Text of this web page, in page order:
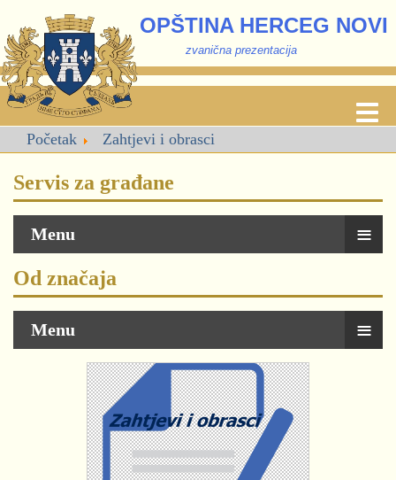
OPŠTINA HERCEG NOVI
zvanična prezentacija
Početak Zahtjevi i obrasci
Servis za građane
Menu ≡
Od značaja
Menu ≡